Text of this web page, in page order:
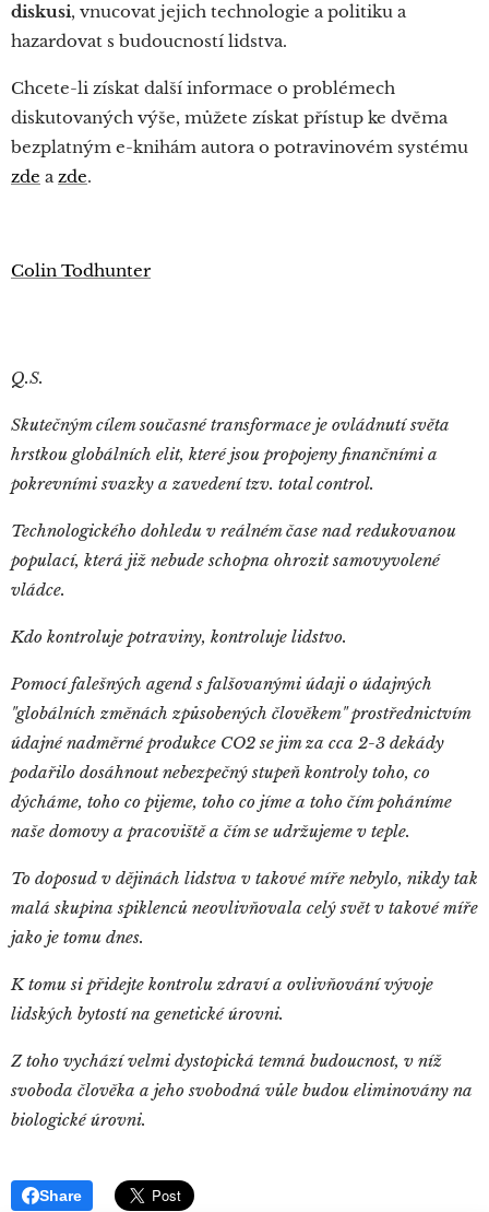
diskusi, vnucovat jejich technologie a politiku a
hazardovat s budoucností lidstva.
Chcete-li získat další informace o problémech
diskutovaných výše, můžete získat přístup ke dvěma
bezplatným e-knihám autora o potravinovém systému
zde azde.
Colin Todhunter
Q.S.
Skutečným cílem současné transformace je ovládnutí světa
hrstkou globálních elit, které jsou propojeny finančními a
pokrevními svazky a zavedení tzv. total control.
Technologického dohledu v reálném čase nad redukovanou
populací, která již nebude schopna ohrozit samovyvolené
vládce.
Kdo kontroluje potraviny, kontroluje lidstvo.
Pomocí falešných agend s falšovanými údaji o údajných
"globálních změnách způsobených člověkem" prostřednictvím
údajné nadměrné produkce CO2 se jim za cca 2-3 dekády
podařilo dosáhnout nebezpečný stupeň kontroly toho, co
dýcháme, toho co pijeme, toho co jíme a toho čím poháníme
naše domovy a pracoviště a čím se udržujeme v teple.
To doposud v dějinách lidstva v takové míře nebylo, nikdy tak
malá skupina spiklenců neovlivňovala celý svět v takové míře
jako je tomu dnes.
K tomu si přidejte kontrolu zdraví a ovlivňování vývoje
lidských bytostí na genetické úrovni.
Z toho vychází velmi dystopická temná budoucnost, v níž
svoboda člověka a jeho svobodná vůle budou eliminovány na
biologické úrovni.
Share